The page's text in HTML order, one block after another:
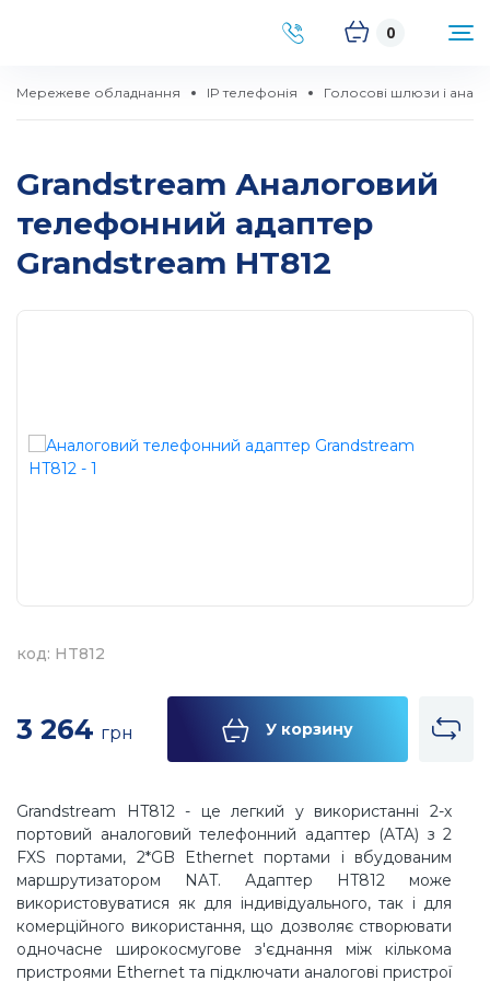
0
Мережеве обладнання IP телефонія Голосові шлюзи і
Grandstream Аналоговий
телефонний адаптер
Grandstream HT812
код: HT812
3 264 грн У корзину
Grandstream HT812 - це легкий у використанні 2-х
портовий аналоговий телефонний адаптер (ATA) з 2
FXS портами, 2*GB Ethernet портами і вбудованим
маршрутизатором NAT. Адаптер HT812 може
використовуватися як для індивідуального, так і для
комерційного використання, що дозволяє створювати
одночасне широкосмугове з'єднання між кількома
пристроями Ethernet та підключати аналогові пристрої